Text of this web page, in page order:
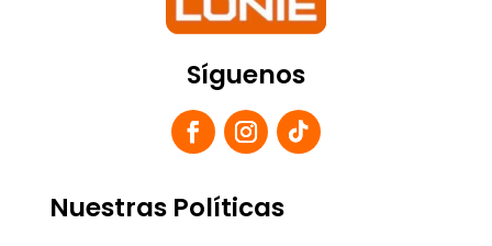
Síguenos
Nuestras Políticas